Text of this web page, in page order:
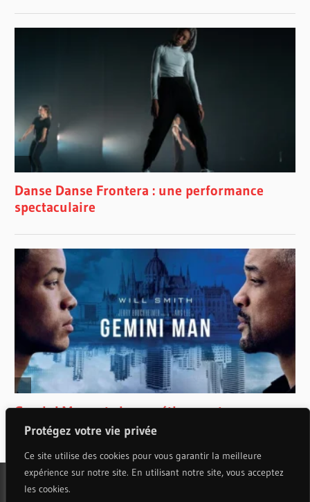
Protégez votre vie privée
Ce site utilise des cookies pour vous garantir la meilleure
expérience sur notre site. En utilisant notre site, vous acceptez
les cookies.